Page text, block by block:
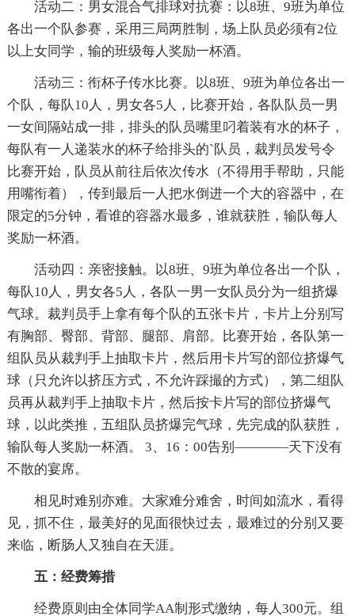
活动二：男女混合气排球对抗赛：以8班、9班为单位
各出一个队参赛，采用三局两胜制，场上队员必须有2位
以上女同学，输的班级每人奖励一杯酒。
活动三：衔杯子传水比赛。以8班、9班为单位各出一
个队，每队10人，男女各5人，比赛开始，各队队员一男
一女间隔站成一排，排头的队员嘴里叼着装有水的杯子，
每队有一人递装水的杯子给排头的`队员，裁判员发号令
比赛开始，队员从前往后依次传水（不得用手帮助，只能
用嘴衔着），传到最后一人把水倒进一个大的容器中，在
限定的5分钟，看谁的容器水最多，谁就获胜，输队每人
奖励一杯酒。
活动四：亲密接触。以8班、9班为单位各出一个队，
每队10人，男女各5人，各队一男一女队员分为一组挤爆
气球。裁判员手上拿有每个队的五张卡片，卡片上分别写
有胸部、臀部、背部、腿部、肩部。比赛开始，各队第一
组队员从裁判手上抽取卡片，然后用卡片写的部位挤爆气
球（只允许以挤压方式，不允许踩撮的方式），第二组队
员再从裁判手上抽取卡片，然后按卡片写的部位挤爆气
球，以此类推，五组队员挤爆完气球，先完成的队获胜，
输队每人奖励一杯酒。 3、16：00告别————天下没有
不散的宴席。
相见时难别亦难。大家难分难舍，时间如流水，看得
见，抓不住，最美好的见面很快过去，最难过的分别又要
来临，断肠人又独自在天涯。
五：经费筹措
经费原则由全体同学AA制形式缴纳，每人300元。组